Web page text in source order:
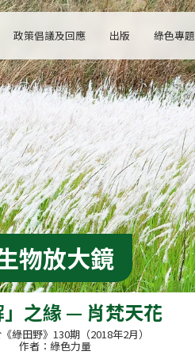
政策倡議及回應 出版 綠色專題
物放大鏡
之緣 — 肖梵天花
綠田野》130期（2018年2月）
作者：綠色力量